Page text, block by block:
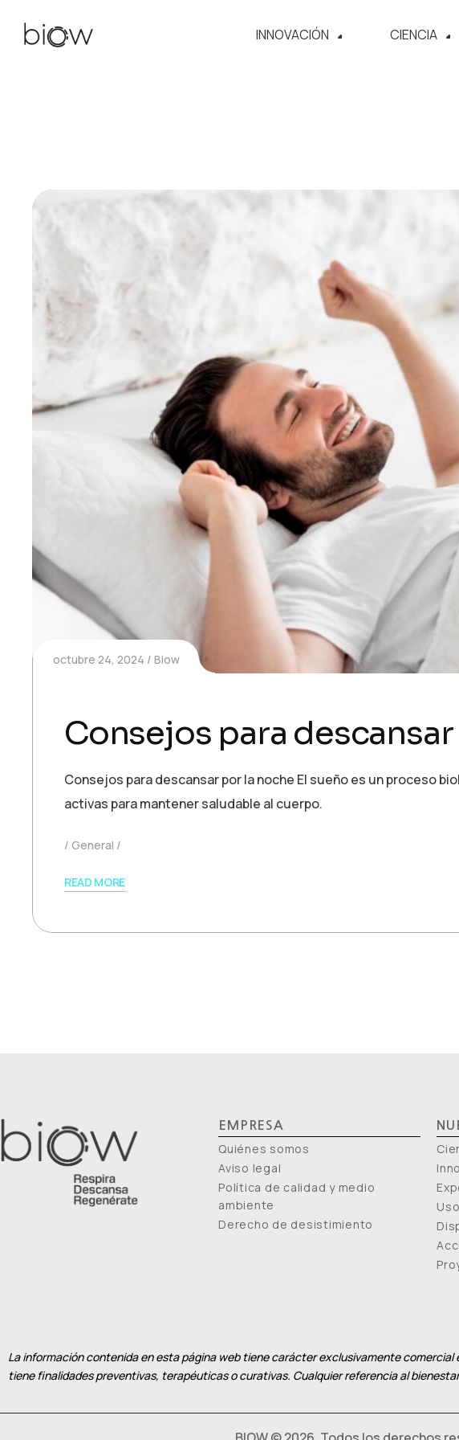
INNOVACIÓN CIENCIA
octubre 24, 2024 Biow
Consejos para
Consejos para descansar por la noche El sueño es un proceso
activas para mantener saludable al cuerpo.
General
READ MORE
EMPRESA
Quiénes somos
Aviso legal
Política de calidad y medio
ambiente
Derecho de desistimiento
La información contenida en esta página web tiene carácter exclusivamente
tiene finalidades preventivas, terapéuticas o curativas. Cualquier referencia al